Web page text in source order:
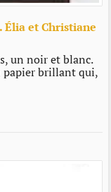
Élia et Christiane
un noir et blanc.
papier brillant qui,